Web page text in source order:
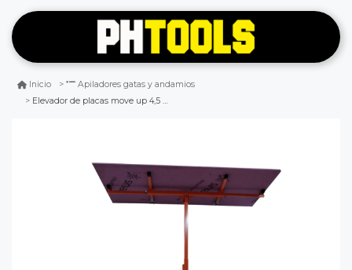
Inicio
Apiladores gatas y andamios
Elevador de placas move up 4,5 mts deper